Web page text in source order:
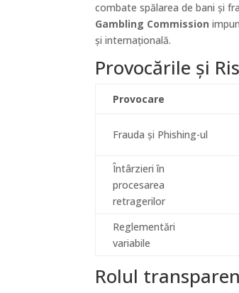
combate spălarea de bani și
Gambling Commission
și internațională.
Provocările și
Provocare
Frauda și Phishing-ul
Întârzieri în
procesarea
retragerilor
Reglementări
variabile
Rolul